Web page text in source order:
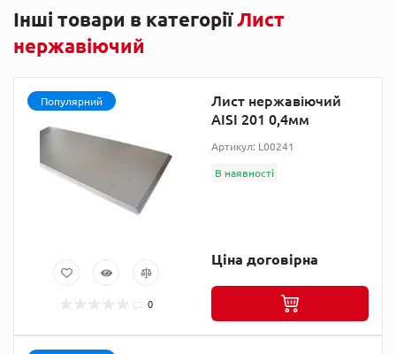
Інші товари в категоріїЛист
нержавіючий
Популярний
0
Лист нержавіючий
AISI 201 0,4мм
Артикул: L00241
В наявності
Ціна договірна